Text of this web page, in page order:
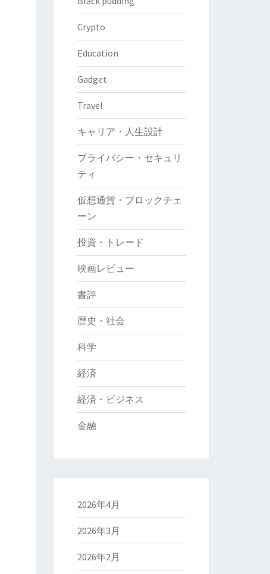
Crypto
Education
Gadget
Travel
キャリア・人生設計
プライバシー・セキュリ
ティ
仮想通貨・ブロックチェ
ーン
投資・トレード
映画レビュー
書評
歴史・社会
科学
経済
経済・ビジネス
金融
2026年4月
2026年3月
2026年2月